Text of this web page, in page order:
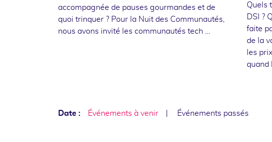
accompagnée de pauses gourmandes et de
quoi trinquer ? Pour la Nuit des Communautés,
nous avons invité les communautés tech …
Quels
DSI ?
faite
de la
les
quand
Date : Événements à venir Événements passés